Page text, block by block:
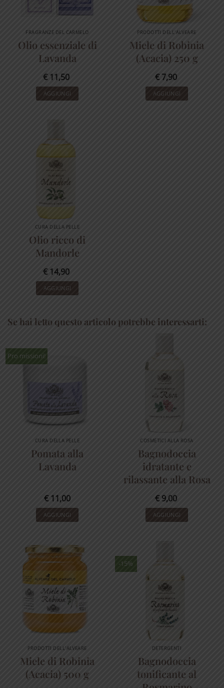
FRAGRANZE DEL CARMELO
Olio essenziale di
Lavanda
€11,50
AGGIUNGI
PRODOTTI DELL'ALVEARE
Miele di Robinia
(Acacia) 250 g
€7,90
AGGIUNGI
CURA DELLA PELLE
Olio ricco di
Mandorle
€14,90
AGGIUNGI
Se hai letto questo articolo potrebbe interessarti:
Pro missioni!
CURA DELLA PELLE
Pomata alla
Lavanda
€11,00
AGGIUNGI
COSMETICI ALLA ROSA
Bagnodoccia
idratante e
rilassante alla Rosa
€9,00
AGGIUNGI
PRODOTTI DELL'ALVEARE
Miele di Robinia
(Acacia) 500 g
-15%
DETERGENTI
Bagnodoccia
tonificante al